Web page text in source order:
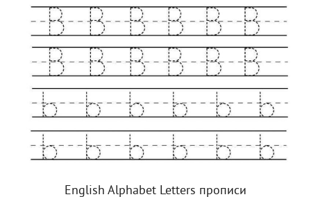
English Alphabet Letters прописи